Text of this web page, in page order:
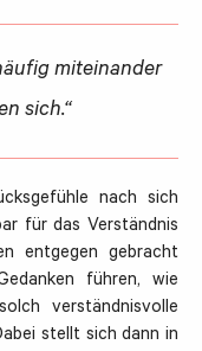
miteinander
sich.“
nach sich
für das Verständnis
entgegen gebracht
führen, wie
verständnisvolle
stellt sich dann in